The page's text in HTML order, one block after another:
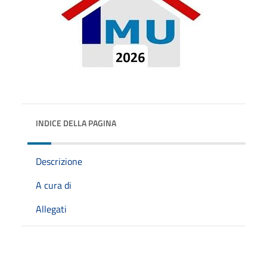
INDICE DELLA PAGINA
Descrizione
A cura di
Allegati